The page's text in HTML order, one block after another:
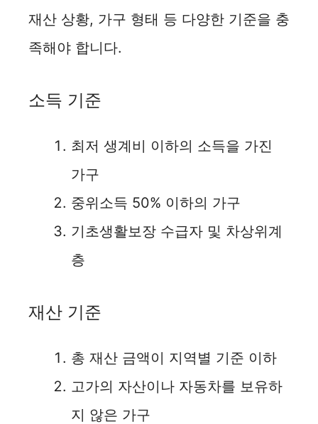
재산 상황, 가구 형태 등 다양한 기준을 충
족해야 합니다.
소득 기준
최저 생계비 이하의 소득을 가진
가구
중위소득 50% 이하의 가구
기초생활보장 수급자 및 차상위계
층
재산 기준
총 재산 금액이 지역별 기준 이하
고가의 자산이나 자동차를 보유하
지 않은 가구